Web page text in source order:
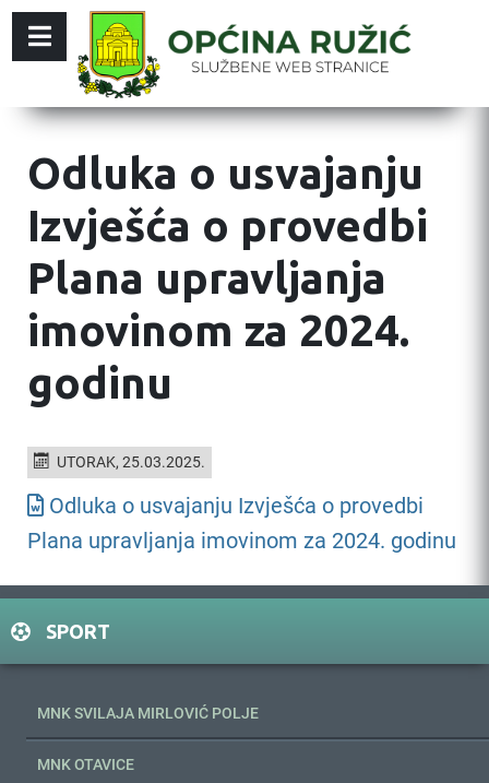
Odluka o usvajanju
Izvješća o provedbi
Plana upravljanja
imovinom za 2024.
godinu
UTORAK, 25.03.2025.
Odluka o usvajanju Izvješća o provedbi
Plana upravljanja imovinom za 2024. godinu
SPORT
MNK SVILAJA MIRLOVIĆ POLJE
MNK OTAVICE